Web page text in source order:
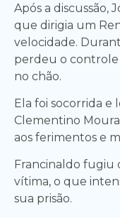
Após a discussão,
que dirigia um
velocidade.
perdeu o controle
no chão.
Ela foi socorrida e
Clementino
aos ferimentos e
Francinaldo fugiu
vítima, o que
sua prisão.